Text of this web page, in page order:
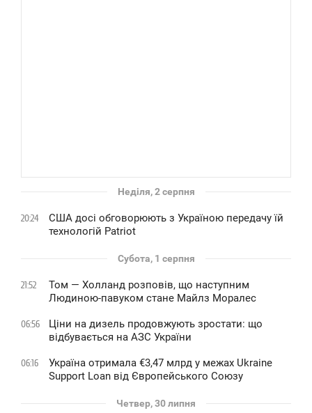
Неділя, 2 серпня
20:24
США досі обговорюють з Україною передачу їй
технологій Patriot
Субота, 1 серпня
21:52
Том — Холланд розповів, що наступним
Людиною-павуком стане Майлз Моралес
06:56
Ціни на дизель продовжують зростати: що
відбувається на АЗС України
06:16
Україна отримала €3,47 млрд у межах Ukraine
Support Loan від Європейського Союзу
Четвер, 30 липня